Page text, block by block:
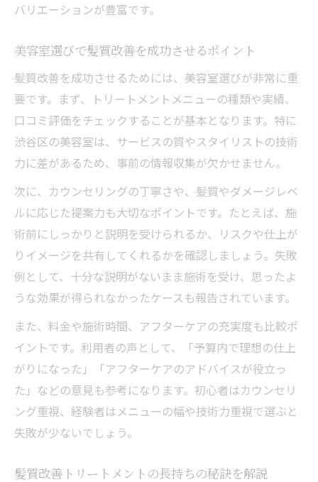
バリエーションが豊富です。
美容室選びで髪質改善を成功させるポイント
髪質改善を成功させるためには、美容室選びが非常に重
要です。まず、トリートメントメニューの種類や実績、
口コミ評価をチェックすることが基本となります。特に
渋谷区の美容室は、サービスの質やスタイリストの技術
力に差があるため、事前の情報収集が欠かせません。
次に、カウンセリングの丁寧さや、髪質やダメージレベ
ルに応じた提案力も大切なポイントです。たとえば、施
術前にしっかりと説明を受けられるか、リスクや仕上が
りイメージを共有してくれるかを確認しましょう。失敗
例として、十分な説明がないまま施術を受け、思ったよ
うな効果が得られなかったケースも報告されています。
また、料金や施術時間、アフターケアの充実度も比較ポ
イントです。利用者の声として、「予算内で理想の仕上
がりになった」「アフターケアのアドバイスが役立っ
た」などの意見も参考になります。初心者はカウンセリ
ング重視、経験者はメニューの幅や技術力重視で選ぶと
失敗が少ないでしょう。
髪質改善トリートメントの長持ちの秘訣を解説